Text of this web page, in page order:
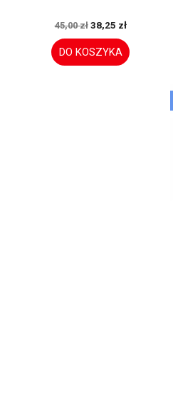
45,00 zł 38,25 zł
DO KOSZYKA